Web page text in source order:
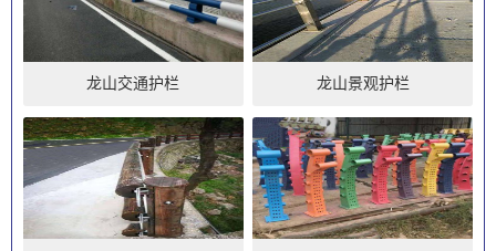
龙山交通护栏 龙山景观护栏